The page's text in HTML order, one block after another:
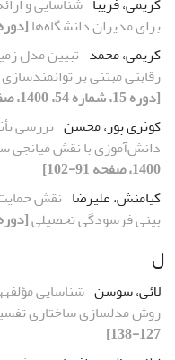
برای مدیران دانشگاه‌ها[دوره 15، شماره 54، 1400،
کریمی، محمد تبیین مدل
رقابتی مبتنی بر
[دوره 15، شماره 54، 1400، صفحه 51-67]
کوثری پور، محسن بررسی
دانش‌آموزی با نقش میانجی
1400، صفحه 91-102]
کیامنش، علیرضا نقش
بینی فرسودگی تحصیلی[دوره 15، شماره 52، 1400،
ل
لائی، سوسن شناسایی
روش مدل‏سازی ساختاری
127-138]